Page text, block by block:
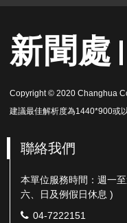
新聞處
Copyright © 2020 Changhua
建議最佳解析度為1440*900或
聯絡我們
本單位服務時間：週一
六、日及例假日休息 )
電
04-7222151